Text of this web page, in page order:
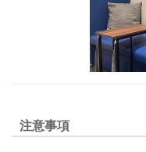
注意事項